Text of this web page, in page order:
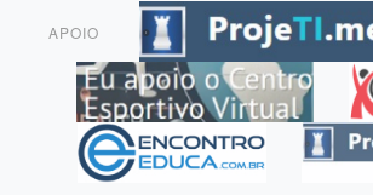
APOIO